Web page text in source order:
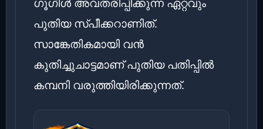
പുതിയ സ്പീക്കറാണിത്.
സാങ്കേതികമായി വൻ
കുതിച്ചുചാട്ടമാണ് പുതിയ പതിപ്പിൽ
കമ്പനി വരുത്തിയിരിക്കുന്നത്.